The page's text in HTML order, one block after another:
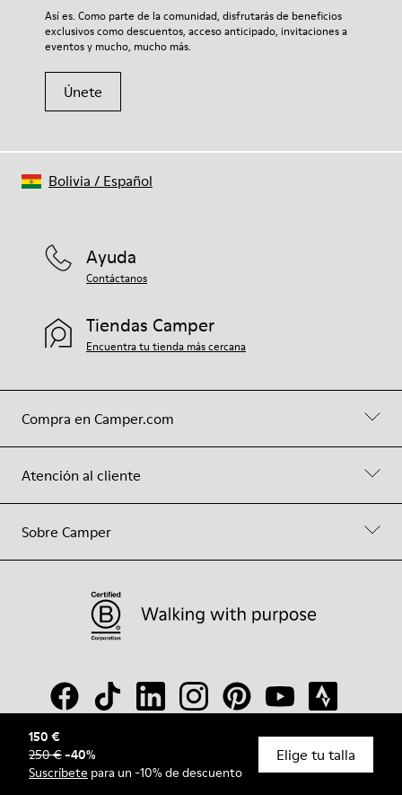
150 €
250 €-40%
Suscríbete para un -10% de descuento
Elige tu talla
Si deseas obtener información detallada sobre cómo cuidar
de tu par, visita nuestraGuía para el cuidado del calzado.
Así es. Como parte de la comunidad, disfrutarás de beneficios
exclusivos como descuentos, acceso anticipado, invitaciones a
eventos y mucho, mucho más.
Únete
Compra en Camper.com
Atención al cliente
Sobre Camper
Ayuda
Contáctanos
Tiendas Camper
Encuentra tu tienda más cercana
© Camper, 2026
Bolivia / Español